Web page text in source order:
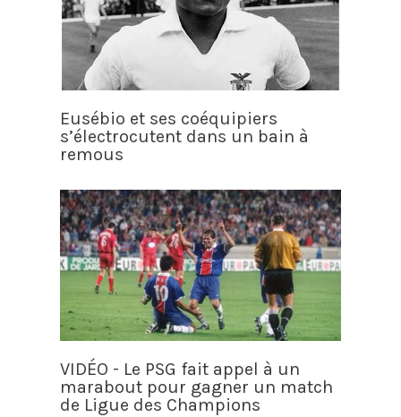
Eusébio et ses coéquipiers
s’électrocutent dans un bain à
remous
VIDÉO - Le PSG fait appel à un
marabout pour gagner un match
de Ligue des Champions